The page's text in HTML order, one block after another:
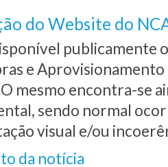
do Website do
publicamente
e
mesmo encontra-se
sendo normal
visual e/ou
da notícia